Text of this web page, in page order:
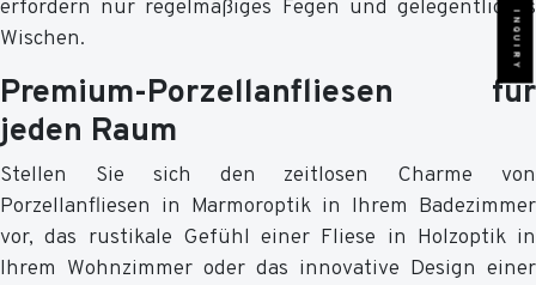
erfordern nur regelmäßiges Fegen und gelegentliches
Wischen.
Premium-Porzellanfliesen für
jeden Raum
Stellen Sie sich den zeitlosen Charme von
Porzellanfliesen in Marmoroptik in Ihrem Badezimmer
vor, das rustikale Gefühl einer Fliese in Holzoptik in
Ihrem Wohnzimmer oder das innovative Design einer